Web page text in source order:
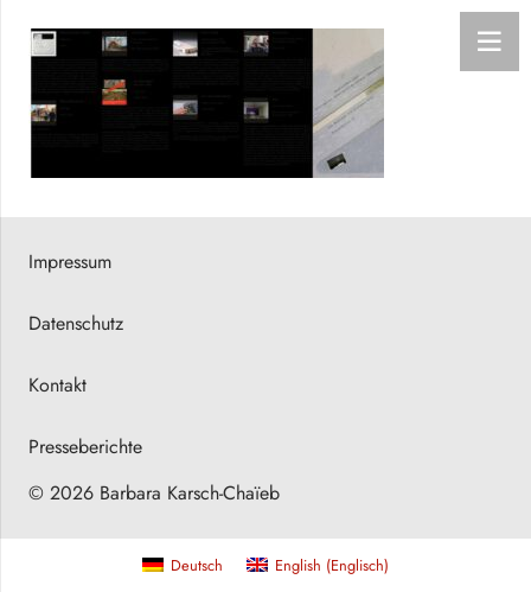
Impressum
Datenschutz
Kontakt
Presseberichte
© 2026 Barbara Karsch-Chaïeb
Deutsch English (Englisch)